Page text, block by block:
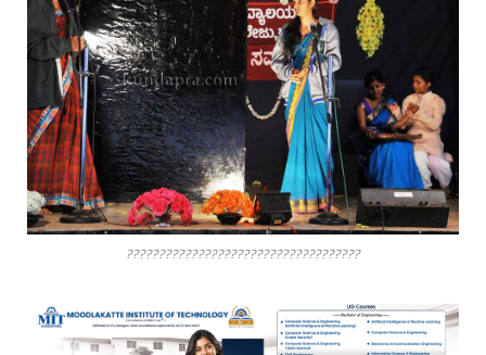
????????????????????????????????????